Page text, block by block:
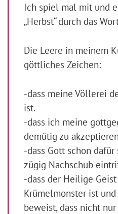
Ich spiel mal mit und
„Herbst“ durch das
Die Leere in meinem
göttliches Zeichen:
-dass meine Völlerei
ist.
-dass ich meine
demütig zu
-dass Gott schon dafür
zügig Nachschub
-dass der Heilige
Krümelmonster ist
beweist, dass nicht